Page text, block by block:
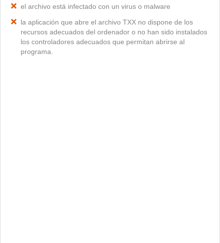
el archivo está infectado con un virus o malware
la aplicación que abre el archivo TXX no dispone de los
recursos adecuados del ordenador o no han sido instalados
los controladores adecuados que permitan abrirse al
programa.